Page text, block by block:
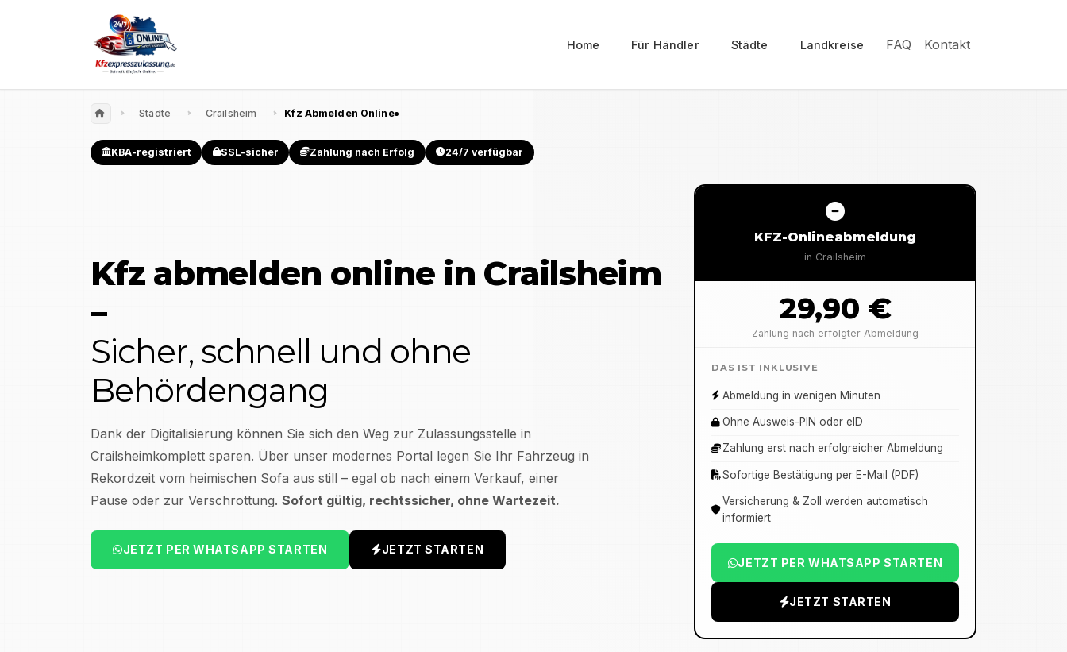
Home Für Händler Städte Landkreise FAQ Kontakt
Städte Crailsheim Kfz Abmelden Online
KBA-registriert SSL-sicher Zahlung nach Erfolg 24/7 verfügbar
Kfz abmelden online in Crailsheim
–
Sicher, schnell und ohne
Behördengang
Dank der Digitalisierung können Sie sich den Weg zur Zulassungsstelle in
Crailsheimkomplett sparen. Über unser modernes Portal legen Sie Ihr Fahrzeug in
Rekordzeit vom heimischen Sofa aus still – egal ob nach einem Verkauf, einer
Pause oder zur Verschrottung. Sofort gültig, rechtssicher, ohne Wartezeit.
JETZT PER WHATSAPP STARTEN JETZT STARTEN
KFZ-Onlineabmeldung
in Crailsheim
29,90 €
Zahlung nach erfolgter Abmeldung
DAS IST INKLUSIVE
Abmeldung in wenigen Minuten
Ohne Ausweis-PIN oder eID
Zahlung erst nach erfolgreicher Abmeldung
Sofortige Bestätigung per E-Mail (PDF)
Versicherung & Zoll werden automatisch
informiert
JETZT PER WHATSAPP STARTEN
JETZT STARTEN